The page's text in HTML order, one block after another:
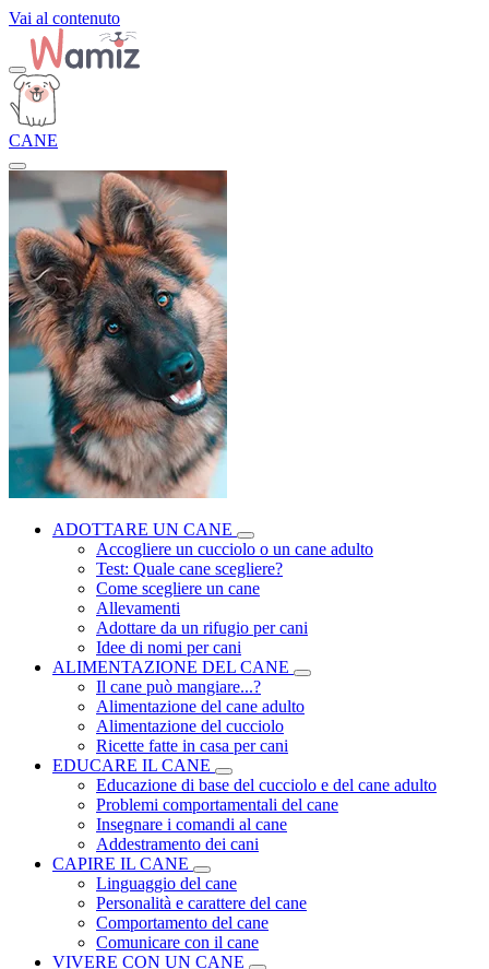
Vai al contenuto
CANE
ADOTTARE UN CANE
Accogliere un cucciolo o un cane adulto
Test: Quale cane scegliere?
Come scegliere un cane
Allevamenti
Adottare da un rifugio per cani
Idee di nomi per cani
ALIMENTAZIONE DEL CANE
Il cane può mangiare...?
Alimentazione del cane adulto
Alimentazione del cucciolo
Ricette fatte in casa per cani
EDUCARE IL CANE
Educazione di base del cucciolo e del cane adulto
Problemi comportamentali del cane
Insegnare i comandi al cane
Addestramento dei cani
CAPIRE IL CANE
Linguaggio del cane
Personalità e carattere del cane
Comportamento del cane
Comunicare con il cane
VIVERE CON UN CANE